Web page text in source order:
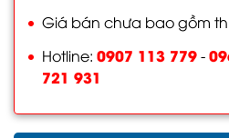
Giá bán chưa bao gồm
Hotline: 0907 113 779-
721 931